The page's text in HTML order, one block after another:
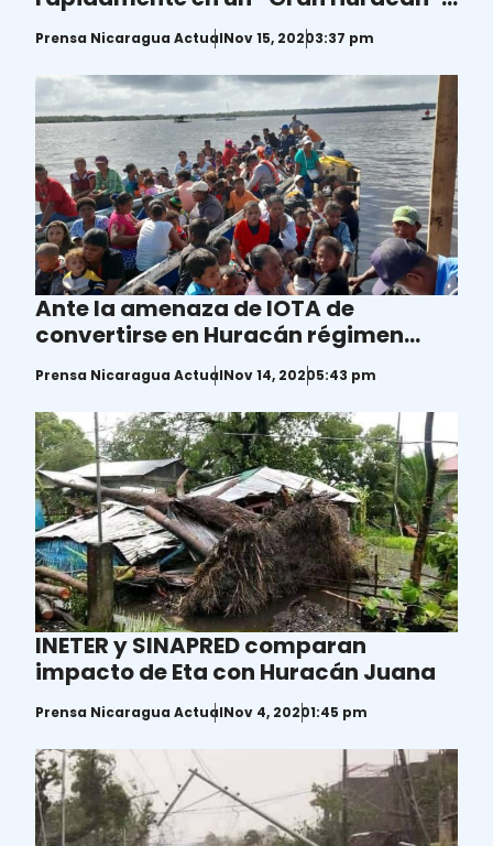
con vientos catastróficos
Prensa Nicaragua ActualNov 15, 20203:37 pm
Ante la amenaza de IOTA de
convertirse en Huracán régimen
inicia evacuaciones
Prensa Nicaragua ActualNov 14, 20205:43 pm
INETER y SINAPRED comparan
impacto de Eta con Huracán Juana
Prensa Nicaragua ActualNov 4, 20201:45 pm